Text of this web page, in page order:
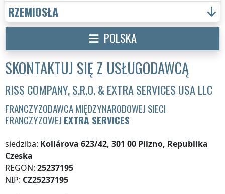
SKONTAKTUJ SIĘ Z USŁUGODAWCĄ
RISS COMPANY, S.R.O. & EXTRA SERVICES USA LLC
FRANCZYZODAWCA MIĘDZYNARODOWEJ SIECI
FRANCZYZOWEJ EXTRA SERVICES
siedziba: Kollárova 623/42, 301 00 Pilzno, Republika
Czeska
REGON: 25237195
NIP: CZ25237195
RZEMIOSŁA
POLSKA